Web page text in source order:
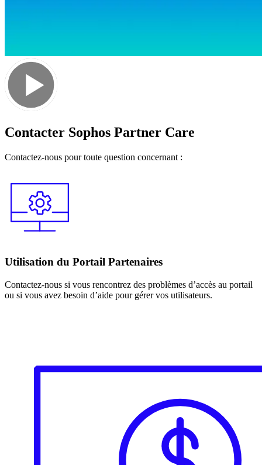
Contacter Sophos Partner Care
Contactez-nous pour toute question concernant :
Utilisation du Portail Partenaires
Contactez-nous si vous rencontrez des problèmes d’accès au portail
ou si vous avez besoin d’aide pour gérer vos utilisateurs.